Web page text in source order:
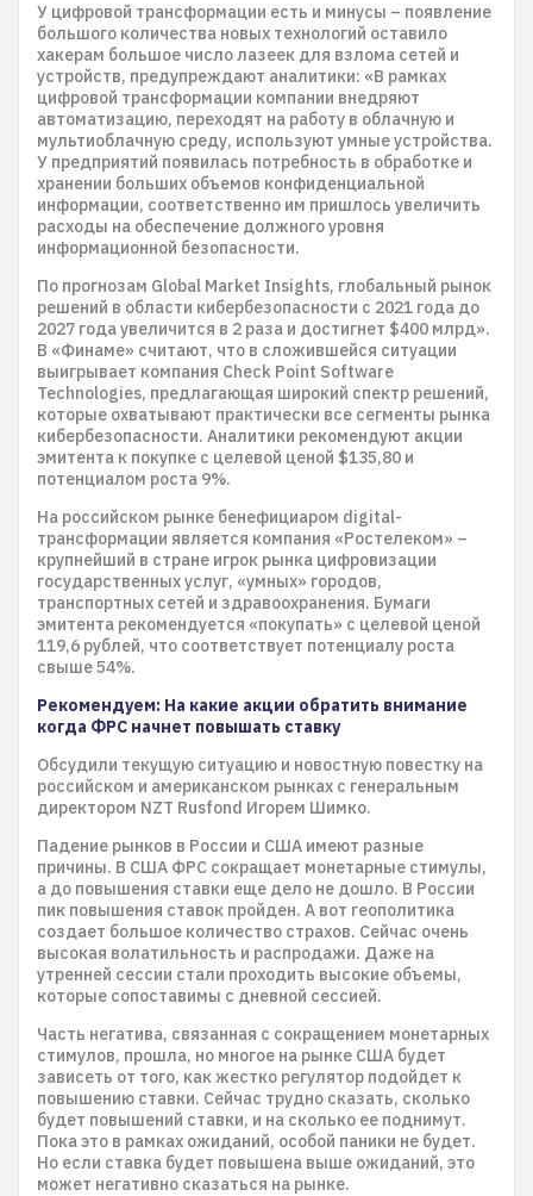
У цифровой трансформации есть и минусы – появление
большого количества новых технологий оставило
хакерам большое число лазеек для взлома сетей и
устройств, предупреждают аналитики: «В рамках
цифровой трансформации компании внедряют
автоматизацию, переходят на работу в облачную и
мультиоблачную среду, используют умные устройства.
У предприятий появилась потребность в обработке и
хранении больших объемов конфиденциальной
информации, соответственно им пришлось увеличить
расходы на обеспечение должного уровня
информационной безопасности.
По прогнозам Global Market Insights, глобальный рынок
решений в области кибербезопасности с 2021 года до
2027 года увеличится в 2 раза и достигнет $400 млрд».
В «Финаме» считают, что в сложившейся ситуации
выигрывает компания Check Point Software
Technologies, предлагающая широкий спектр решений,
которые охватывают практически все сегменты рынка
кибербезопасности. Аналитики рекомендуют акции
эмитента к покупке с целевой ценой $135,80 и
потенциалом роста 9%.
На российском рынке бенефициаром digital-
трансформации является компания «Ростелеком» –
крупнейший в стране игрок рынка цифровизации
государственных услуг, «умных» городов,
транспортных сетей и здравоохранения. Бумаги
эмитента рекомендуется «покупать» с целевой ценой
119,6 рублей, что соответствует потенциалу роста
свыше 54%.
Рекомендуем: На какие акции обратить внимание
когда ФРС начнет повышать ставку
Обсудили текущую ситуацию и новостную повестку на
российском и американском рынках с генеральным
директором NZT Rusfond Игорем Шимко.
Падение рынков в России и США имеют разные
причины. В США ФРС сокращает монетарные стимулы,
а до повышения ставки еще дело не дошло. В России
пик повышения ставок пройден. А вот геополитика
создает большое количество страхов. Сейчас очень
высокая волатильность и распродажи. Даже на
утренней сессии стали проходить высокие объемы,
которые сопоставимы с дневной сессией.
Часть негатива, связанная с сокращением монетарных
стимулов, прошла, но многое на рынке США будет
зависеть от того, как жестко регулятор подойдет к
повышению ставки. Сейчас трудно сказать, сколько
будет повышений ставки, и на сколько ее поднимут.
Пока это в рамках ожиданий, особой паники не будет.
Но если ставка будет повышена выше ожиданий, это
может негативно сказаться на рынке.